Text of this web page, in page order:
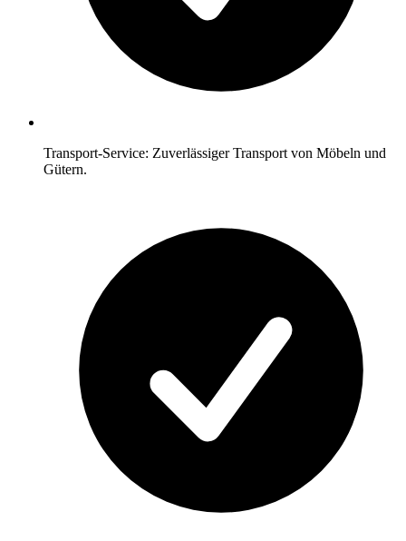
Transport-Service: Zuverlässiger Transport von Möbeln und
Gütern.